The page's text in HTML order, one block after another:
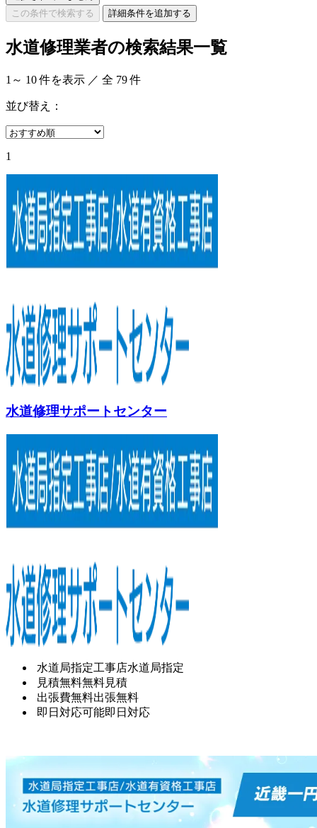
この条件で検索する
詳細条件を追加する
水道修理業者の検索結果一覧
1 ～ 10 件を表示 ／ 全 79件
並び替え：
1
水道修理サポートセンター
水道局指定工事店水道局指定
見積無料無料見積
出張費無料出張無料
即日対応可能即日対応